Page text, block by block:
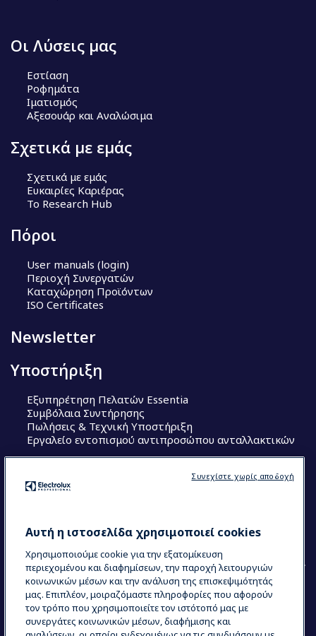
Οι Λύσεις μας
Εστίαση
Ροφημάτα
Ιματισμός
Αξεσουάρ και Αναλώσιμα
Σχετικά με εμάς
Σχετικά με εμάς
Ευκαιρίες Καριέρας
Το Research Hub
Πόροι
User manuals (login)
Περιοχή Συνεργατών
Καταχώρηση Προϊόντων
ISO Certificates
Newsletter
Υποστήριξη
Εξυπηρέτηση Πελατών Essentia
Συμβόλαια Συντήρησης
Πωλήσεις & Τεχνική Υποστήριξη
Εργαλείο εντοπισμού αντιπροσώπου ανταλλακτικών
Electrolux Professional Ακαδημία Chef
COUNTRY AND LANGUAGE
Η ΕΠΙΛΟΓΉ ΣΑΣ: ΕΛΛΗΝΙΚΆ
Αυτή η ιστοσελίδα χρησιμοποιεί cookies
Χρησιμοποιούμε cookie για την εξατομίκευση
περιεχομένου και διαφημίσεων, την παροχή λειτουργιών
κοινωνικών μέσων και την ανάλυση της επισκεψιμότητάς
μας. Επιπλέον, μοιραζόμαστε πληροφορίες που αφορούν
τον τρόπο που χρησιμοποιείτε τον ιστότοπό μας με
συνεργάτες κοινωνικών μέσων, διαφήμισης και
Συνεχίστε χωρίς αποδοχή